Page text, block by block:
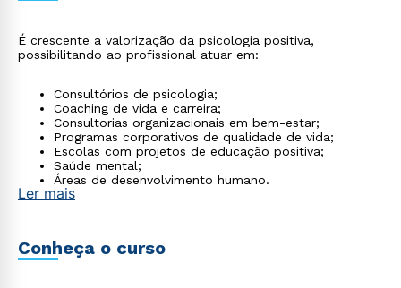
É crescente a valorização da psicologia positiva,
possibilitando ao profissional atuar em:
Consultórios de psicologia;
Coaching de vida e carreira;
Consultorias organizacionais em bem-estar;
Programas corporativos de qualidade de vida;
Escolas com projetos de educação positiva;
Saúde mental;
Áreas de desenvolvimento humano.
Ler mais
Conheça o curso